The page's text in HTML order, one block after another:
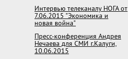
Интервью телеканалу НОГА от
7.06.2015 "Экономика и
новая война"
Пресс-конференция Андрея
Нечаева для СМИ г.Калуги,
10.06.2015